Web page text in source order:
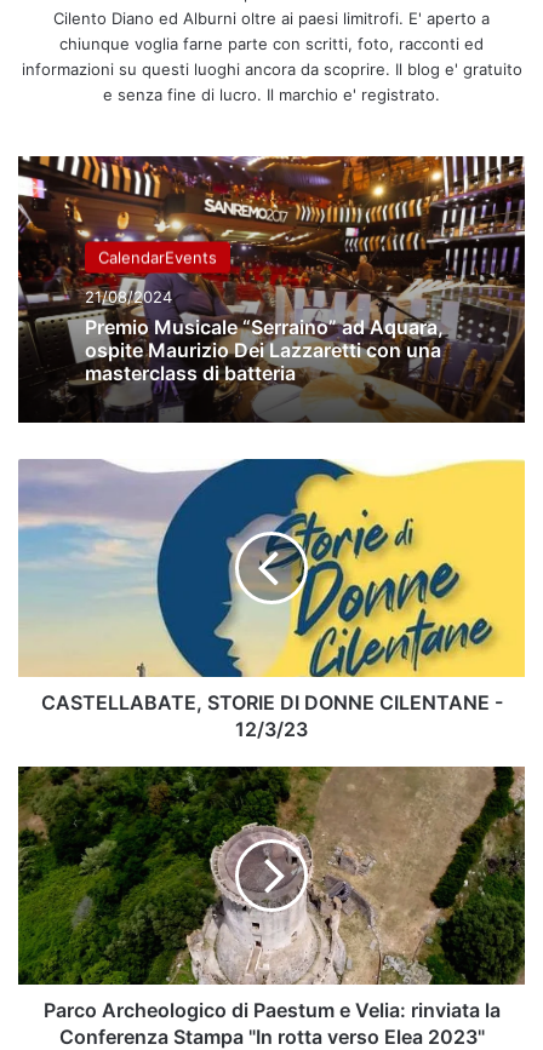
Cilento Diano ed Alburni oltre ai paesi limitrofi. E' aperto a
chiunque voglia farne parte con scritti, foto, racconti ed
informazioni su questi luoghi ancora da scoprire. Il blog e' gratuito
e senza fine di lucro. Il marchio e' registrato.
CalendarEvents
21/08/2024
Premio Musicale “Serraino” ad Aquara,
ospite Maurizio Dei Lazzaretti con una
masterclass di batteria
CASTELLABATE,
DI
CILENTANE
CASTELLABATE, STORIE DI DONNE CILENTANE -
12/3/23
Parco
Archeologico
di
Paestum
e
Velia:
rinviata
la
Conferenza
Stampa
Parco Archeologico di Paestum e Velia: rinviata la
Conferenza Stampa "In rotta verso Elea 2023"